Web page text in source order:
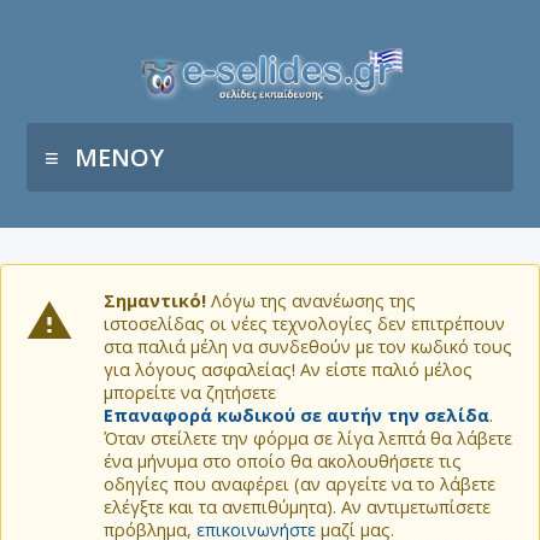
ΜΕΝΟΥ
Σημαντικό! Λόγω της ανανέωσης της
ιστοσελίδας οι νέες τεχνολογίες δεν επιτρέπουν
στα παλιά μέλη να συνδεθούν με τον κωδικό τους
για λόγους ασφαλείας! Αν είστε παλιό μέλος
μπορείτε να ζητήσετε
Επαναφορά κωδικού σε αυτήν την σελίδα.
Όταν στείλετε την φόρμα σε λίγα λεπτά θα λάβετε
ένα μήνυμα στο οποίο θα ακολουθήσετε τις
οδηγίες που αναφέρει (αν αργείτε να το λάβετε
ελέγξτε και τα ανεπιθύμητα). Αν αντιμετωπίσετε
πρόβλημα, επικοινωνήστε μαζί μας.